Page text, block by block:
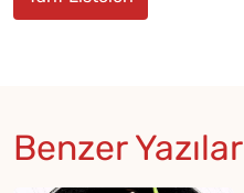
Benzer Yazılar